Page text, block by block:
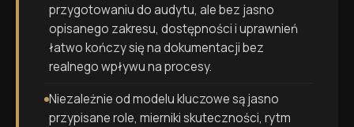
przygotowaniu do audytu, ale bez jasno
opisanego zakresu, dostępności i uprawnień
łatwo kończy się na dokumentacji bez
realnego wpływu na procesy.
Niezależnie od modelu kluczowe są jasno
przypisane role, mierniki skuteczności, rytm